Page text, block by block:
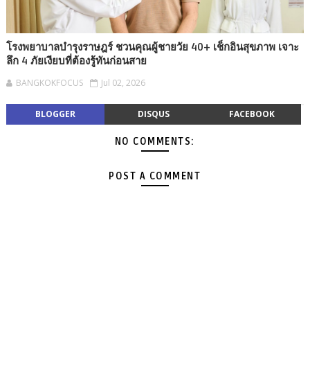
โรงพยาบาลบำรุงราษฎร์ ชวนคุณผู้ชายวัย 40+ เช็กอินสุขภาพ เจาะ
ลึก 4 ภัยเงียบที่ต้องรู้ทันก่อนสาย
BANGKOKFOCUS Jul 02, 2026
BLOGGER DISQUS FACEBOOK
NO COMMENTS:
POST A COMMENT